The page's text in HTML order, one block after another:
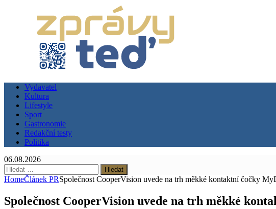
Vydavatel
Kultura
Lifestyle
Sport
Gastronomie
Redakční testy
Politika
06.08.2026
Vyhledávání
HomeČlánek PRSpolečnost CooperVision uvede na trh měkké kontaktní čočky
Společnost CooperVision uvede na trh měkké